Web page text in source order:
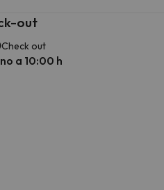
out
Check out
a 10:00 h